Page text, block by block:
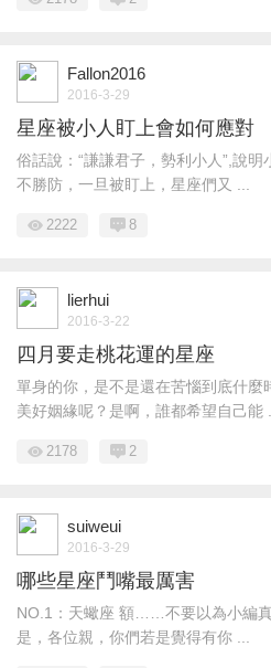
Fallon2016
2016-3-29
星座被小人盯上會如何應對
俗話說：“謙謙君子，勢利小人”,說
不勝防，一旦被盯上，星座們又 ...
2222 8
lierhui
2016-3-22
四月要走桃花運的星座
單身的你，是不是還在苦惱到底什麼
美好姻緣呢？是啊，誰都希望自己能 ...
2178 2
suiweui
2016-3-29
哪些星座鬥嘴最厲害
NO.1：天蠍座 額……不要以為小編
是，各位親，你們若是覺得有你 ...